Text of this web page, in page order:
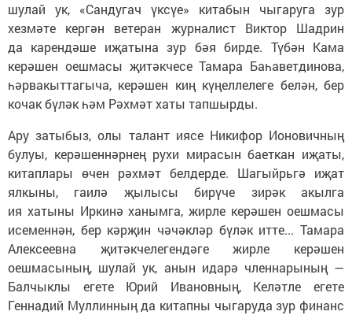
шулай ук, «Сандугач үксүе» китабын чыгаруга зур
хезмәте кергән ветеран журналист Виктор Шадрин
да карендәше иҗатына зур бәя бирде. Түбән Кама
керәшен оешмасы җитәкчесе Тамара Баһаветдинова,
һәрвакыттагыча, керәшен киң күңеллелеге белән, бер
кочак бүләк һәм Рәхмәт хаты тапшырды.
Ару затыбыз, олы талант иясе Никифор Ионовичның
булуы, керәшеннәрнең рухи мирасын баеткан иҗаты,
китаплары өчен рәхмәт белдерде. Шагыйрьгә иҗат
ялкыны, гаилә җылысы бирүче зирәк акылга
ия хатыны Иркинә ханымга, жирле керәшен оешмасы
исеменнән, бер кәрҗин чәчәкләр бүләк итте... Тамара
Алексеевна җитәкчелегендәге жирле керәшен
оешмасының, шулай ук, анын идарә членнарының —
Балчыклы егете Юрий Ивановның, Келәтле егете
Геннадий Муллинның да китапны чыгаруда зур финанс